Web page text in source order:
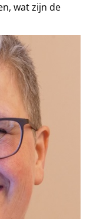
wat zijn de